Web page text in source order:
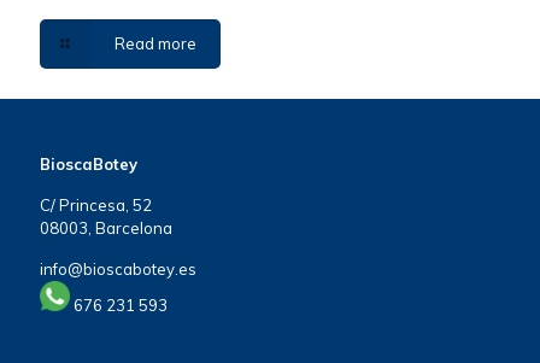
Read more
BioscaBotey
C/ Princesa, 52
08003, Barcelona
info@bioscabotey.es
676 231 593